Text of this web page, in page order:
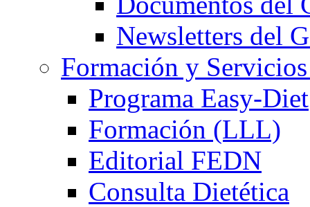
Newsletters del
Formación y
Programa Easy-Diet
Formación (LLL)
Editorial FEDN
Consulta Dietética